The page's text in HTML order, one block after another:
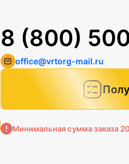
8 (800)
office@vrtorg-mail.ru
Минимальная сумма заказа